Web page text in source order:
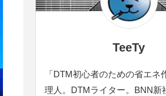
TeeTy
「DTM初心者のための省エネ
理人。DTMライター。BNN新